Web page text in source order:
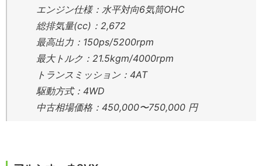
エンジン仕様：水平対向6気筒OHC
総排気量(cc)：2,672
最高出力：150ps/5200rpm
最大トルク：21.5kgm/4000rpm
トランスミッション：4AT
駆動方式：4WD
中古相場価格：450,000〜750,000 円